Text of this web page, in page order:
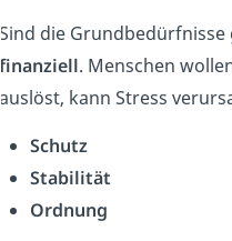
Sind die
finanziell. Menschen
auslöst, kann Stress
Schutz
Stabilität
Ordnung